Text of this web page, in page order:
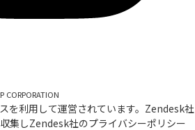
CORPORATION
を利用して運営されています。Zendesk社
集しZendesk社のプライバシーポリシー